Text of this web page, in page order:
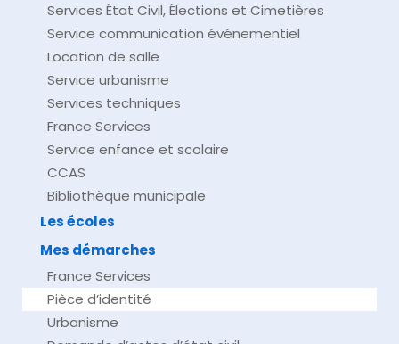
Services État Civil, Élections et Cimetières
Service communication événementiel
Location de salle
Service urbanisme
Services techniques
France Services
Service enfance et scolaire
CCAS
Bibliothèque municipale
Les écoles
Mes démarches
France Services
Pièce d’identité
Urbanisme